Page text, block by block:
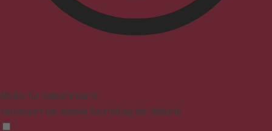
Modus für Sehbehinderte
Verbessert die visuelle Darstellung der Website